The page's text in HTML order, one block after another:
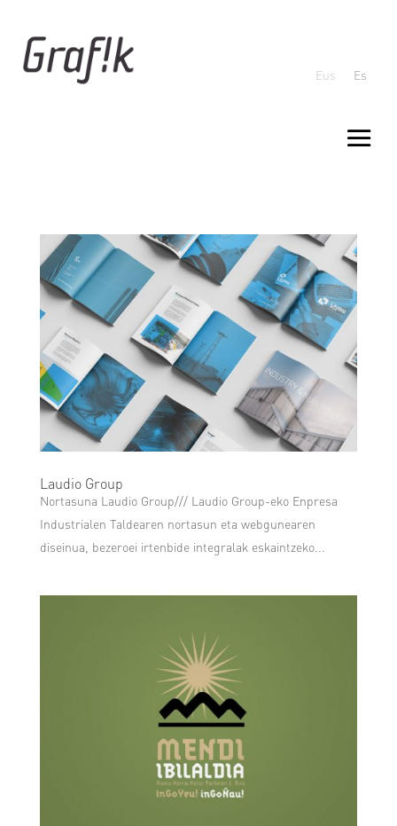
Eus Es
Laudio Group
Nortasuna Laudio Group/// Laudio Group-eko Enpresa
Industrialen Taldearen nortasun eta webgunearen
diseinua, bezeroei irtenbide integralak eskaintzeko...